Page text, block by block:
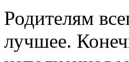
Родителям
лучшее.